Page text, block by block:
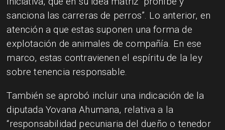
sanciona las carreras de perros”. Lo anterior, en
atención a que estas suponen una forma de
explotación de animales de compañía. En ese
marco, estas contravienen el espíritu de la ley
sobre tenencia responsable.
También se aprobó incluir una indicación de la
diputada Yovana Ahumana, relativa a la
“responsabilidad pecuniaria del dueño o tenedor